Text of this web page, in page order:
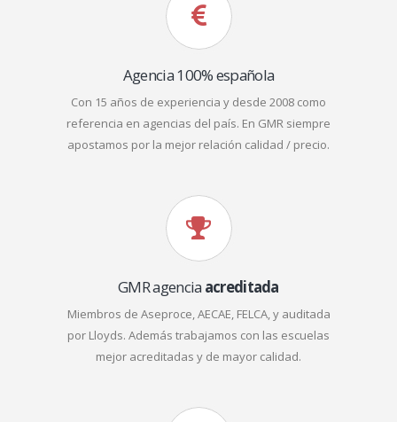
Agencia 100% española
Con 15 años de experiencia y desde 2008 como
referencia en agencias del país. En GMR siempre
apostamos por la mejor relación calidad / precio.
GMR agencia acreditada
Miembros de Aseproce, AECAE, FELCA, y auditada
por Lloyds. Además trabajamos con las escuelas
mejor acreditadas y de mayor calidad.